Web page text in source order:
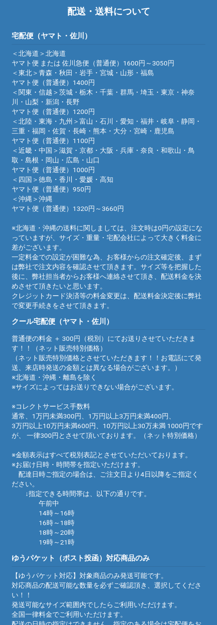
配送・送料について
宅配便（ヤマト・佐川）
＜北海道＞北海道
ヤマト便 または 佐川急便（普通便）1600円～3050円
＜東北＞青森・秋田・岩手・宮城・山形・福島
ヤマト便（普通便）1400円
＜関東・信越＞茨城・栃木・千葉・群馬・埼玉・東京・神奈
川・山梨・新潟・長野
ヤマト便（普通便）1200円
＜北陸・東海・九州＞富山・石川・愛知・福井・岐阜・静岡・
三重・福岡・佐賀・長崎・熊本・大分・宮崎・鹿児島
ヤマト便（普通便）1100円
＜近畿・中国＞滋賀・京都・大阪・兵庫・奈良・和歌山・鳥
取・島根・岡山・広島・山口
ヤマト便（普通便）1000円
＜四国＞徳島・香川・愛媛・高知
ヤマト便（普通便）950円
＜沖縄＞沖縄
ヤマト便（普通便）1320円～3660円
※北海道・沖縄の送料に関しましては、注文時は0円の設定にな
っていますが、サイズ・重量・宅配会社によって大きく料金に
差がございます。
一定料金での設定が困難な為、お客様からの注文確定後、まず
は弊社で注文内容を確認させて頂きます。サイズ等を把握した
後に、弊社担当者からお客様へ連絡させて頂き、配送料金を決
めさせて頂きたいと思います。
クレジットカード決済等の料金変更は、配送料金決定後に弊社
で変更手続きをさせて頂きます。
クール宅配便（ヤマト・佐川）
普通便の料金 ＋ 300円（税別）にてお送りさせていただきま
す！！（ネット販売特別価格）
（ネット販売特別価格とさせていただきます！！お電話にて発
送、来店時発送の金額とは異なる場合がございます。）
※北海道・沖縄・離島を除く
※サイズによってはお送りできない場合がございます。
※コレクトサービス手数料
通常、1万円未満300円、1万円以上3万円未満400円、
3万円以上10万円未満600円、10万円以上30万未満 1000円です
が、 一律300円とさせて頂いております。（ネット特別価格）
※金額表示はすべて税別表記とさせていただいております。
※お届け日時・時間帯を指定いただけます。
配達日時ご指定の場合は、ご注文日より4日以降をご指定く
ださい。
↓指定できる時間帯は、以下の通りです。
午前中
14時～16時
16時～18時
18時～20時
19時～21時
ゆうパケット（ポスト投函）対応商品のみ
【ゆうパケット対応】対象商品のみ発送可能です。
対応商品の配送可能な数量を必ずご確認頂き、選択してくださ
い！！
発送可能なサイズ範囲内でしたらご利用いただけます。
全国一律料金でご利用いただけます。